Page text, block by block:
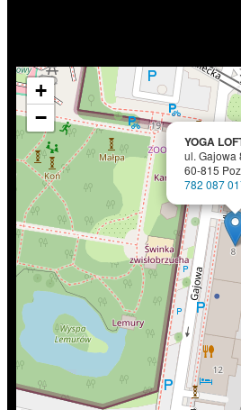
YOGA
ul. Gajowa
60-815
782 087
+
−